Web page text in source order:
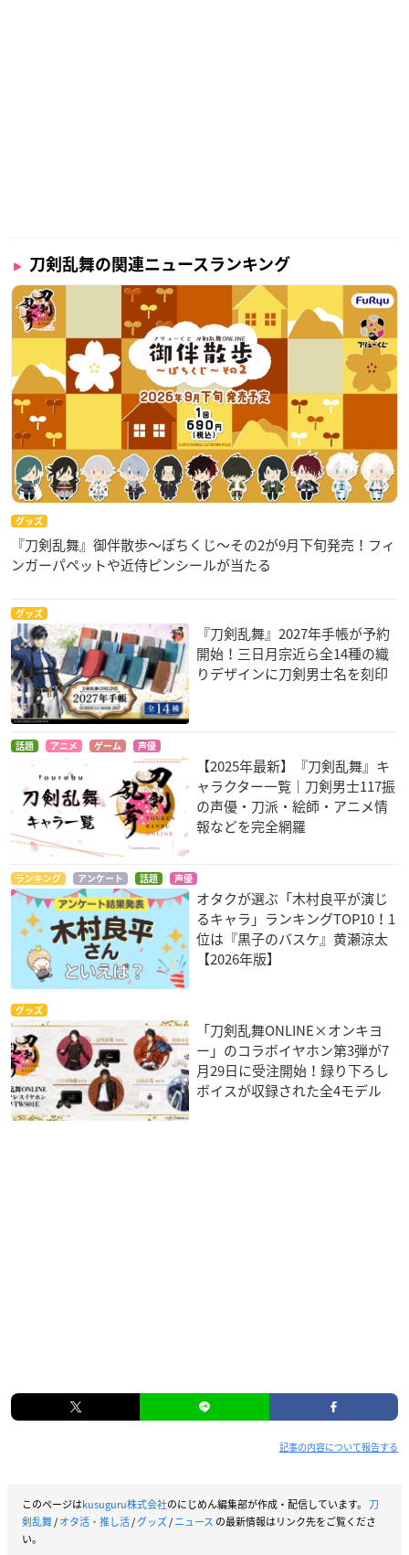
刀剣乱舞の関連ニュースランキング
グッズ
『刀剣乱舞』御伴散歩～ぽちくじ～その2が9月下旬発売！フィ
ンガーパペットや近侍ピンシールが当たる
グッズ
『刀剣乱舞』2027年手帳が予約
開始！三日月宗近ら全14種の織
りデザインに刀剣男士名を刻印
話題 アニメ ゲーム 声優
【2025年最新】『刀剣乱舞』キ
ャラクター一覧｜刀剣男士117振
の声優・刀派・絵師・アニメ情
報などを完全網羅
ランキング アンケート 話題 声優
オタクが選ぶ「木村良平が演じ
るキャラ」ランキングTOP10！1
位は『黒子のバスケ』黄瀬涼太
【2026年版】
グッズ
「刀剣乱舞ONLINE×オンキヨ
ー」のコラボイヤホン第3弾が7
月29日に受注開始！録り下ろし
ボイスが収録された全4モデル
記事の内容について報告する
このページはkusuguru株式会社のにじめん編集部が作成・配信しています。 刀
剣乱舞/オタ活・推し活/グッズ/ニュース の最新情報はリンク先をご覧くださ
い。